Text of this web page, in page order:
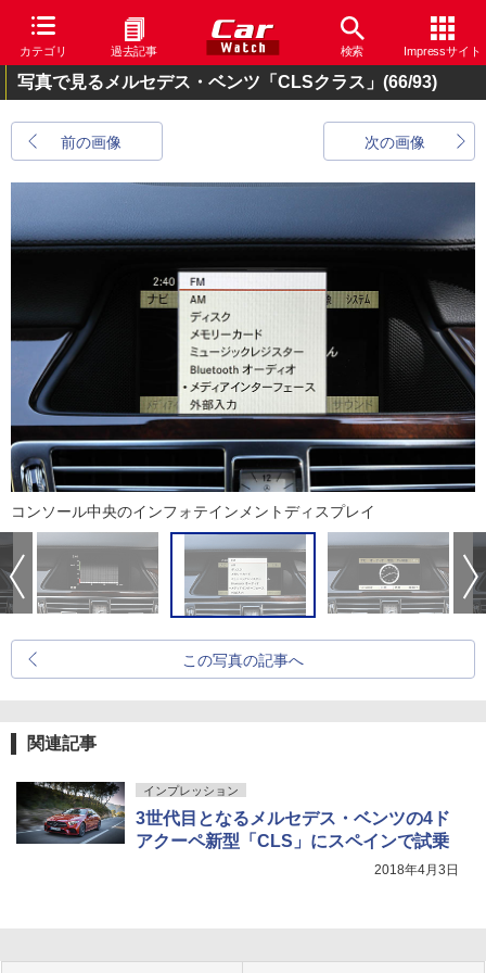
カテゴリ 過去記事 検索 Impressサイト
写真で見るメルセデス・ベンツ「CLSクラス」 (66/93)
前の画像 次の画像
コンソール中央のインフォテインメントディスプレイ
この写真の記事へ
関連記事
インプレッション
3世代目となるメルセデス・ベンツの4ド
アクーペ新型「CLS」にスペインで試乗
2018年4月3日